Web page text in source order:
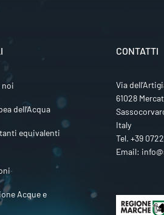
noi
dell’Acqua
equivalenti
Acque e
CONTATTI
Via
61028
Italy
Tel. +39
Email: